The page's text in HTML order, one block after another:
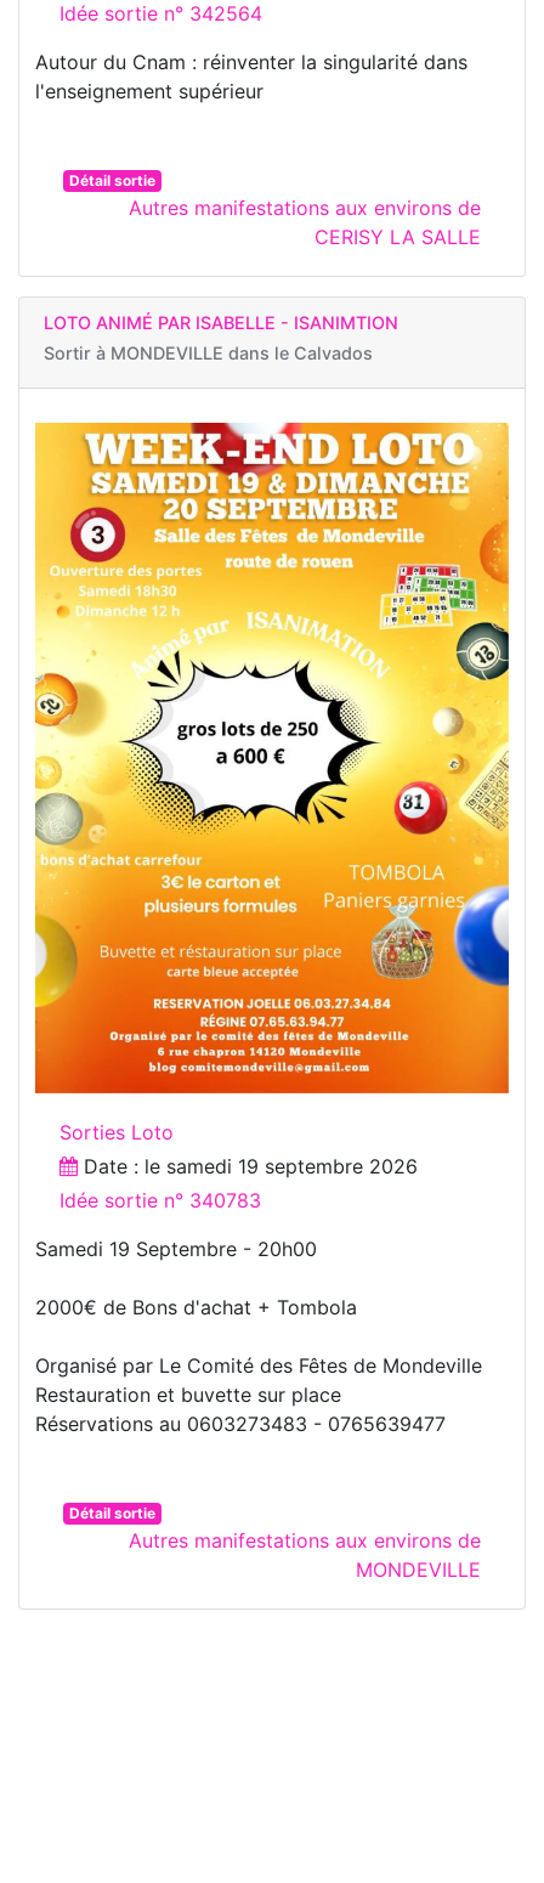
Idée sortie n° 342564
Autour du Cnam : réinventer la singularité dans
l'enseignement supérieur
Détail sortie
Autres manifestations aux environs de
CERISY LA SALLE
LOTO ANIMÉ PAR ISABELLE - ISANIMTION
Sortir à MONDEVILLE dans le Calvados
Sorties Loto
Date : le samedi 19 septembre 2026
Idée sortie n° 340783
Samedi 19 Septembre - 20h00
2000€ de Bons d'achat + Tombola
Organisé par Le Comité des Fêtes de Mondeville
Restauration et buvette sur place
Réservations au 0603273483 - 0765639477
Détail sortie
Autres manifestations aux environs de
MONDEVILLE